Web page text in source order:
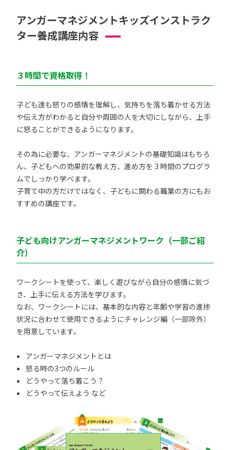
アンガーマネジメントキッズインストラク
ター養成講座内容
３時間で資格取得！
子ども達も怒りの感情を理解し、気持ちを落ち着かせる方法
や伝え方がわかると自分や周囲の人を大切にしながら、上手
に怒ることができるようになります。
その為に必要な、アンガーマネジメントの基礎知識はもちろ
ん、子どもへの効果的な教え方、進め方を 3 時間のプログラ
ムでしっかり学べます。
子育て中の方だけではなく、子どもに関わる職業の方にもお
すすめの講座です。
子ども向けアンガーマネジメントワーク（一部ご紹
介）
ワークシートを使って、楽しく遊びながら自分の感情に気づ
き、上手に伝える方法を学びます。
なお、ワークシートには、基本的な内容と年齢や学習の進捗
状況に合わせて使用できるようにチャレンジ編（一部除外）
を用意しています。
アンガーマネジメントとは
怒る時の3つのルール
どうやって落ち着こう？
どうやって伝えよう など